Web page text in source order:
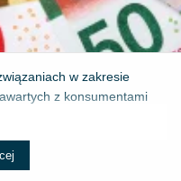
w zakresie
z konsumentami